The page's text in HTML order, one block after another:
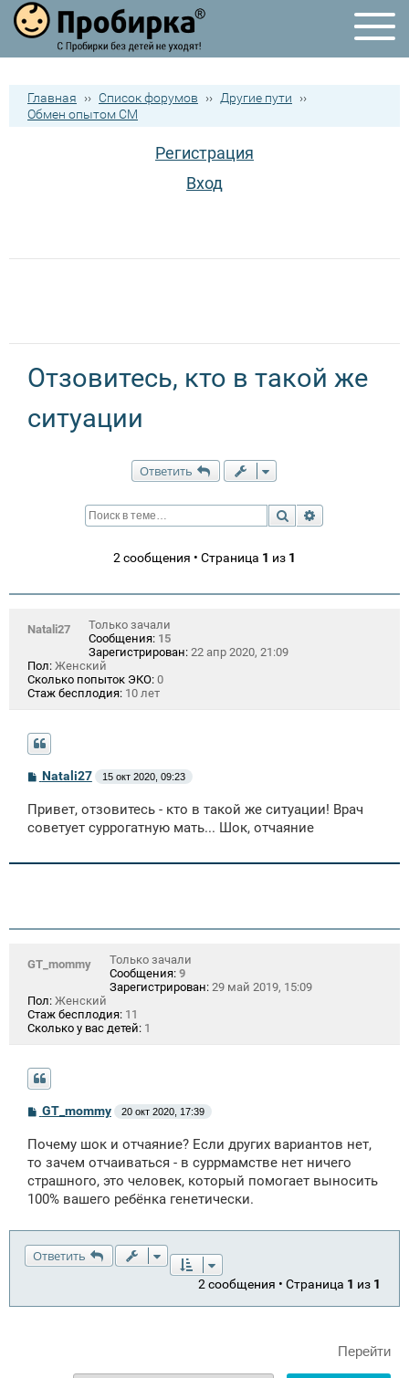
Главная ›› Список форумов ›› Другие пути
››
Обмен опытом СМ
Регистрация
Вход
Отзовитесь, кто в такой же
ситуации
Ответить
Поиск
2 сообщения • Страница 1 из 1
Natali27
Только зачали
Сообщения: 15
Зарегистрирован: 22 апр 2020, 21:09
Пол: Женский
Сколько попыток ЭКО: 0
Стаж бесплодия: 10 лет
С
б
щ
и
Natali27 15 окт 2020, 09:23
Привет, отзовитесь - кто в такой же ситуации! Врач
советует суррогатную мать... Шок, отчаяние
GT_mommy
Только зачали
Сообщения: 9
Зарегистрирован: 29 май 2019, 15:09
Пол: Женский
Стаж бесплодия: 11
Сколько у вас детей: 1
С
б
щ
н
и
GT_mommy 20 окт 2020, 17:39
Почему шок и отчаяние? Если других вариантов нет,
то зачем отчаиваться - в суррмамстве нет ничего
страшного, это человек, который помогает выносить
100% вашего ребёнка генетически.
Ответить
2 сообщения • Страница 1 из 1
Перейти